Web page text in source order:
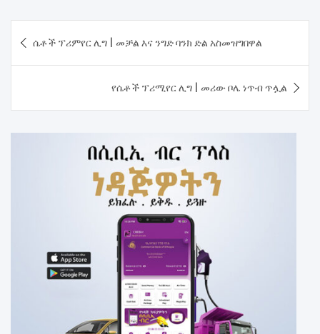
navigation
ሴቶች ፕሪምየር ሊግ | መቻል እና ንግድ ባንክ ድል አስመዝግበዋል
የሴቶች ፕሪሚየር ሊግ | መሪው ቦሌ ነጥብ ጥሏል